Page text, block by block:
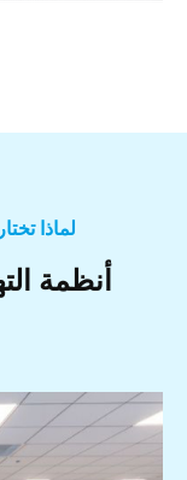
لماذا
أنظمة